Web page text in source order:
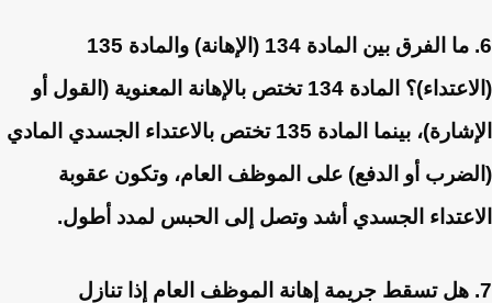
6. ما الفرق بين المادة 134 (الإهانة) والمادة 135
(الاعتداء)؟
المادة 134 تختص بالإهانة المعنوية (القول أو
الإشارة)، بينما المادة 135 تختص بالاعتداء الجسدي المادي
(الضرب أو الدفع) على الموظف العام، وتكون عقوبة
الاعتداء الجسدي أشد وتصل إلى الحبس لمدد أطول.
7. هل تسقط جريمة إهانة الموظف العام إذا تنازل